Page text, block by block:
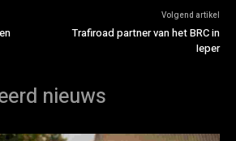
Volgend artikel
Trafiroad partner van het BRC in
Ieper
nieuws